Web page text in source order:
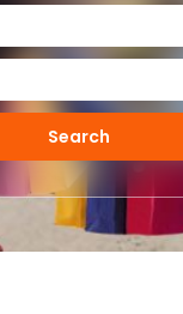
tjänster
upplevelse
teatrar